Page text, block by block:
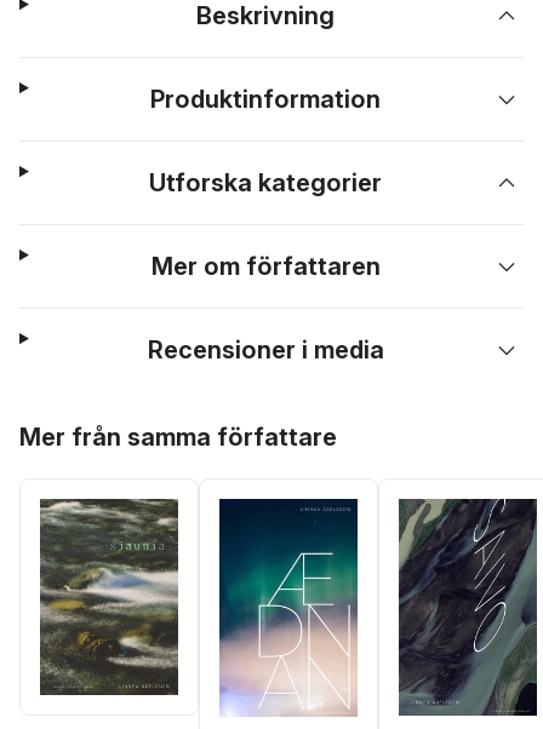
Beskrivning
Produktinformation
Utforska kategorier
Mer om författaren
Recensioner i media
Mer från samma författare